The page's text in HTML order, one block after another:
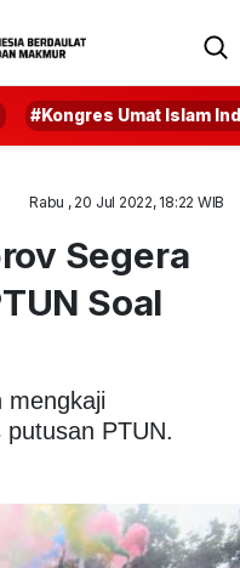
#Kongres Umat Islam
Rabu , 20 Jul 2022, 18:22 WIB
Segera
Soal
mengkaji
PTUN.